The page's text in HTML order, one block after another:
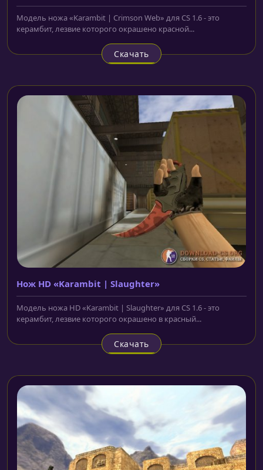
Модель ножа «Karambit | Crimson Web» для CS 1.6 - это
керамбит, лезвие которого окрашено красной...
Скачать
Нож HD «Karambit | Slaughter»
Модель ножа HD «Karambit | Slaughter» для CS 1.6 - это
керамбит, лезвие которого окрашено в красный...
Скачать